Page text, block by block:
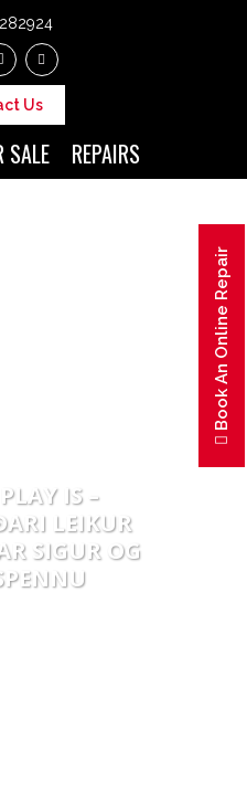
Us
SALE REPAIRS
IS –
LEIKUR
SIGUR OG
Book An Online Repair